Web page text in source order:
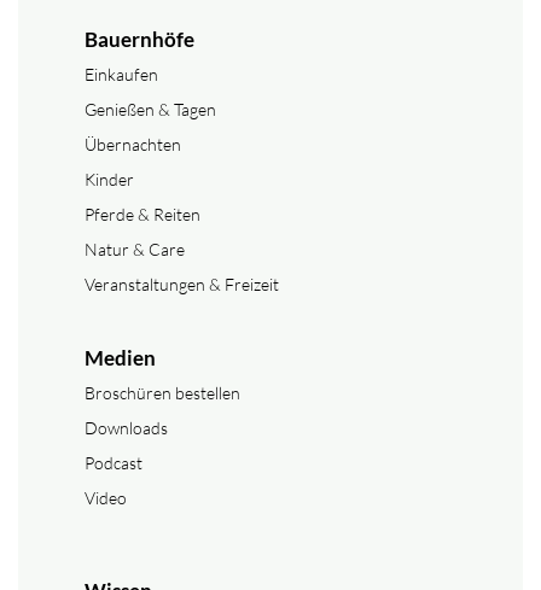
Bauernhöfe
Einkaufen
Genießen & Tagen
Übernachten
Kinder
Pferde & Reiten
Natur & Care
Veranstaltungen & Freizeit
Medien
Broschüren bestellen
Downloads
Podcast
Video